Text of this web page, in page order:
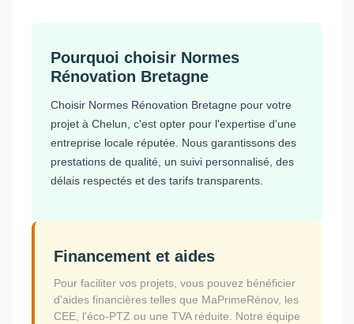
Pourquoi choisir Normes
Rénovation Bretagne
Choisir Normes Rénovation Bretagne pour votre
projet à Chelun, c'est opter pour l'expertise d'une
entreprise locale réputée. Nous garantissons des
prestations de qualité, un suivi personnalisé, des
délais respectés et des tarifs transparents.
Financement et aides
Pour faciliter vos projets, vous pouvez bénéficier
d'aides financières telles que MaPrimeRénov, les
CEE, l'éco-PTZ ou une TVA réduite. Notre équipe